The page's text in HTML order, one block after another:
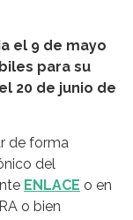
el 9 de mayo
para su
20 de junio de
de forma
del
ENLACE o en
o bien